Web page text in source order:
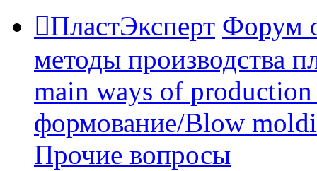
ПластЭксперт Форум
методы производства
main ways of
формование/Blow
Прочие вопросы